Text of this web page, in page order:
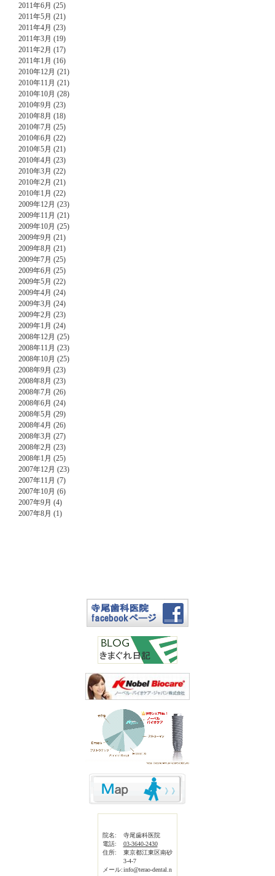
2011年6月 (25)
2011年5月 (21)
2011年4月 (23)
2011年3月 (19)
2011年2月 (17)
2011年1月 (16)
2010年12月 (21)
2010年11月 (21)
2010年10月 (28)
2010年9月 (23)
2010年8月 (18)
2010年7月 (25)
2010年6月 (22)
2010年5月 (21)
2010年4月 (23)
2010年3月 (22)
2010年2月 (21)
2010年1月 (22)
2009年12月 (23)
2009年11月 (21)
2009年10月 (25)
2009年9月 (21)
2009年8月 (21)
2009年7月 (25)
2009年6月 (25)
2009年5月 (22)
2009年4月 (24)
2009年3月 (24)
2009年2月 (23)
2009年1月 (24)
2008年12月 (25)
2008年11月 (23)
2008年10月 (25)
2008年9月 (23)
2008年8月 (23)
2008年7月 (26)
2008年6月 (24)
2008年5月 (29)
2008年4月 (26)
2008年3月 (27)
2008年2月 (23)
2008年1月 (25)
2007年12月 (23)
2007年11月 (7)
2007年10月 (6)
2007年9月 (4)
2007年8月 (1)
院名:
寺尾歯科医院
電話:
03-3640-2430
住所:
東京都江東区南砂
3-4-7
メール:info@terao-dental.n